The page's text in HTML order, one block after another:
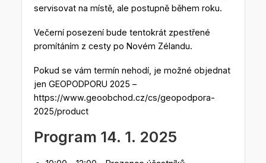
servisovat na místě, ale postupně během roku.
Večerní posezení bude tentokrát zpestřené
promítáním z cesty po Novém Zélandu.
Pokud se vám termín nehodí, je možné objednat
jen GEOPODPORU 2025 –
https://www.geoobchod.cz/cs/geopodpora-
2025/product
Program 14. 1. 2025